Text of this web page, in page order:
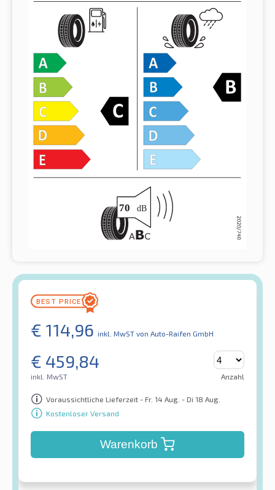
€ 114,96 inkl. MwST von Auto-Raifen GmbH
€ 459,84
inkl. MwST Anzahl
Voraussichtliche Lieferzeit - Fr. 14 Aug. - Di 18 Aug.
Kostenloser Versand
Warenkorb